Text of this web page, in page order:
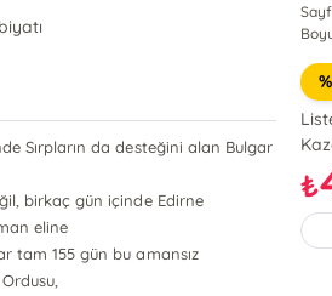
Sırpların da desteğini alan Bulgar
birkaç gün içinde Edirne
eline
tam 155 gün bu amansız
₺